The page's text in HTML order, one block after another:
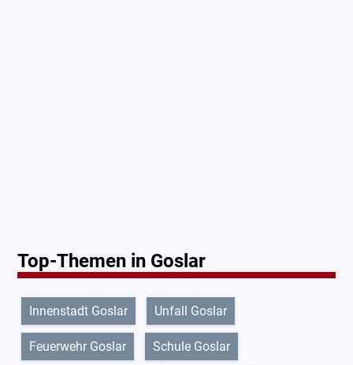
Top-Themen in Goslar
Innenstadt Goslar Unfall Goslar
Feuerwehr Goslar Schule Goslar